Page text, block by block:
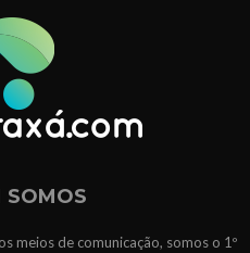
SOMOS
meios de comunicação, somos o 1º